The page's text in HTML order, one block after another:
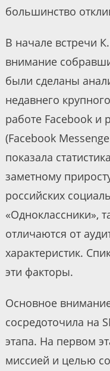
большинство
В начале встречи
внимание
были сделаны
недавнего
работе Facebook и
(Facebook
показала
заметному
российских
«Одноклассники»,
отличаются от
характеристик.
эти факторы.
Основное
сосредоточила на
этапа. На первом
миссией и целью